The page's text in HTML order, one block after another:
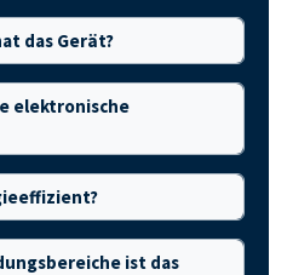
das Gerät?
elektronische
ist das